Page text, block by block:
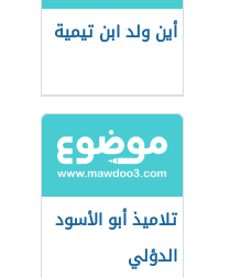
أين ولد ابن تيمية
تلاميذ أبو الأسود
الدؤلي